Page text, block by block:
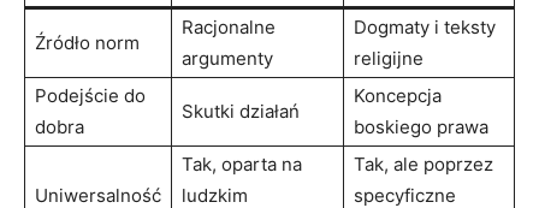
Źródło norm
Racjonalne
⁣argumenty
Dogmaty i teksty
religijne
Podejście do
dobra
Skutki działań
Koncepcja
boskiego prawa
Uniwersalność
Tak, oparta na
ludzkim
Tak, ale poprzez
specyficzne